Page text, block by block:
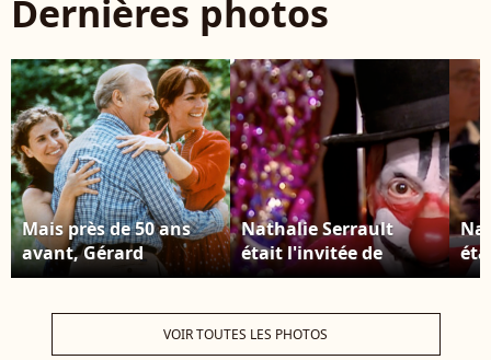
Dernières photos
Mais près de 50 ans
avant, Gérard
Darmon est devenu le
rouge sur la photo
tirée du film Le
Nathalie Serrault
était l'invitée de
Michel Drucker dans
sur France 3.
VOIR TOUTES LES PHOTOS